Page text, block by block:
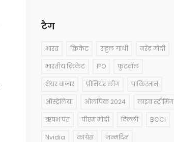
टैग
भारत क्रिकेट राहुल गांधी नरेंद्र मोदी
भारतीय क्रिकेट IPO फुटबॉल
शेयर बाजार प्रीमियर लीग पाकिस्तान
ऑस्ट्रेलिया ओलंपिक 2024 लाइव स्ट्रीमिंग
ऋषभ पंत पीएम मोदी दिल्ली BCCI
Nvidia कांग्रेस जन्मदिन